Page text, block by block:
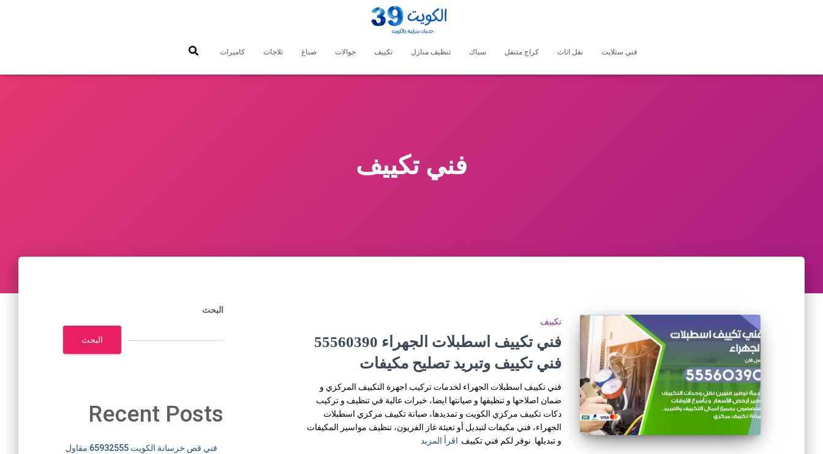
فني ستلايت نقل اثاث كراج متنقل سباك تنظيف منازل تكييف جوالات صباغ ثلاجات كاميرات
فني تكييف
تكييف
فني تكييف اسطبلات الجهراء 55560390
فني تكييف وتبريد تصليح مكيفات
فني تكييف اسطبلات الجهراء لخدمات تركيب اجهزة التكييف المركزي و
ضمان اصلاحها و تنظيفها و صيانتها ايضا، خبرات عالية في تنظيف و تركيب
دكات تكييف مركزي الكويت و تمديدها، صيانة تكييف مركزي اسطبلات
الجهراء، فني مكيفات لتبديل أو تعبئة غاز الفريون، تنظيف مواسير المكيفات
و تبديلها. نوفر لكم فني تكييف اقرأ المزيد
البحث
البحث
Recent Posts
فني قص خرسانة الكويت 65932555 مقاول